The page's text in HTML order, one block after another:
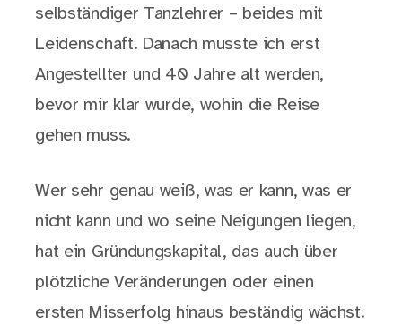
selbständiger Tanzlehrer – beides mit
Leidenschaft. Danach musste ich erst
Angestellter und 40 Jahre alt werden,
bevor mir klar wurde, wohin die Reise
gehen muss.
Wer sehr genau weiß, was er kann, was er
nicht kann und wo seine Neigungen liegen,
hat ein Gründungskapital, das auch über
plötzliche Veränderungen oder einen
ersten Misserfolg hinaus beständig wächst.